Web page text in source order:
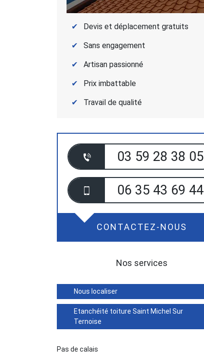
Devis et déplacement gratuits
Sans engagement
Artisan passionné
Prix imbattable
Travail de qualité
03 59 28 38 05
06 35 43 69 44
CONTACTEZ-NOUS
Nos services
Nous localiser
Etanchéité toiture Saint Michel Sur
Ternoise
Pas de calais